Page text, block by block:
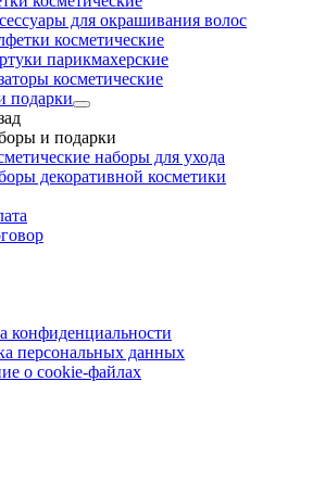
для окрашивания волос
косметические
парикмахерские
косметические
подарки
и подарки
наборы для ухода
декоративной косметики
конфиденциальности
персональных данных
о cookie-файлах